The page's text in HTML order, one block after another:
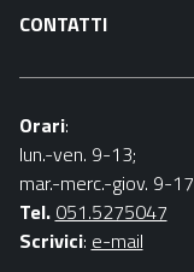
CONTATTI
Orari:
lun.-ven. 9-13;
mar.-merc.-giov. 9-17
Tel. 051.5275047
Scrivici: e-mail